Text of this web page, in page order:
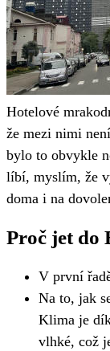
Hotelové
že mezi nimi
bylo to obvykle
líbí, myslím, že
doma i na
Proč jet do
V první
Na to, jak
Klima je
vlhké, což